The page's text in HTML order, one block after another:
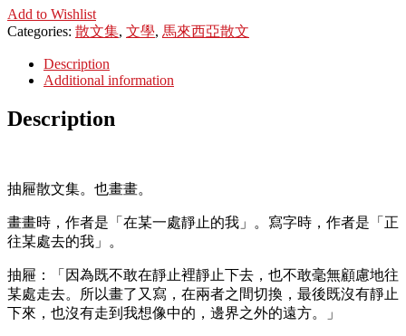
Add to Wishlist
Categories: 散文集, 文學, 馬來西亞散文
Description
Additional information
Description
抽屜散文集。也畫畫。
畫畫時，作者是「在某一處靜止的我」。寫字時，作者是「正
往某處去的我」。
抽屜：「因為既不敢在靜止裡靜止下去，也不敢毫無顧慮地往
某處走去。所以畫了又寫，在兩者之間切換，最後既沒有靜止
下來，也沒有走到我想像中的，邊界之外的遠方。」